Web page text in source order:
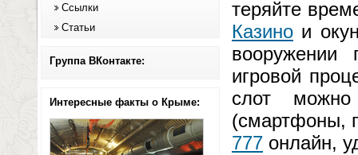
Ссылки
Статьи
Группа ВКонтакте:
Интересные факты о Крыме:
теряйте
Казино и
вооружении
игровой
слот
(смартфоны,
777 онлайн,